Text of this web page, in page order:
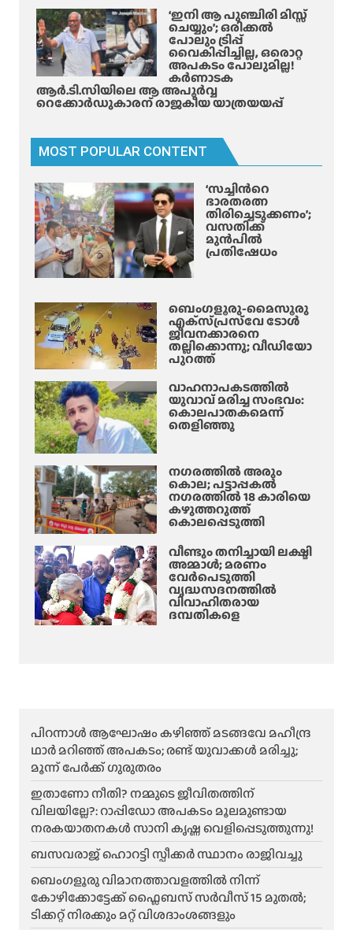
‘ഇനി ആ പുഞ്ചിരി മിസ്സ്
ചെയ്യും’; ഒരിക്കൽ
പോലും ട്രിപ്പ്
വൈകിപ്പിച്ചില്ല, ഒരൊറ്റ
അപകടം പോലുമില്ല!
കർണാടക
ആർ.ടി.സിയിലെ ആ അപൂർവ്വ
റെക്കോർഡുകാരന് രാജകീയ യാത്രയയപ്പ്
MOST POPULAR CONTENT
‘സച്ചിന്‍റെ
ഭാരതരത്ന
തിരിച്ചെടുക്കണം’;
വസതിക്ക്
മുൻപിൽ
പ്രതിഷേധം
ബെംഗളൂരു-മൈസൂരു
എക്‌സ്‌പ്രസ്‌വേ ടോൾ
ജീവനക്കാരനെ
തല്ലിക്കൊന്നു; വീഡിയോ
പുറത്ത്
വാഹനാപകടത്തിൽ
യുവാവ് മരിച്ച സംഭവം:
കൊലപാതകമെന്ന്
തെളിഞ്ഞു
നഗരത്തിൽ അരും
കൊല; പട്ടാപ്പകൽ
നഗരത്തിൽ 18 കാരിയെ
കഴുത്തറുത്ത്
കൊലപ്പെടുത്തി
വീണ്ടും തനിച്ചായി ലക്ഷ്മി
അമ്മാള്‍; മരണം
വേർപെടുത്തി
വൃദ്ധസദനത്തില്‍
വിവാഹിതരായ
ദമ്പതികളെ
പിറന്നാൾ ആഘോഷം കഴിഞ്ഞ് മടങ്ങവേ മഹീന്ദ്ര
ഥാർ മറിഞ്ഞ് അപകടം; രണ്ട് യുവാക്കൾ മരിച്ചു;
മൂന്ന് പേർക്ക് ഗുരുതരം
ഇതാണോ നീതി? നമ്മുടെ ജീവിതത്തിന്
വിലയില്ലേ?: റാപ്പിഡോ അപകടം മൂലമുണ്ടായ
നരകയാതനകൾ സാനി കൃഷ്ണ വെളിപ്പെടുത്തുന്നു!
ബസവരാജ് ഹൊറട്ടി സ്പീക്കർ സ്ഥാനം രാജിവച്ചു
ബെംഗളൂരു വിമാനത്താവളത്തിൽ നിന്ന്
കോഴിക്കോട്ടേക്ക് ഫ്ലൈബസ് സർവീസ് 15 മുതൽ;
ടിക്കറ്റ് നിരക്കും മറ്റ് വിശദാംശങ്ങളും